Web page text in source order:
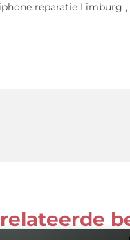
iphone reparatie Limburg ,